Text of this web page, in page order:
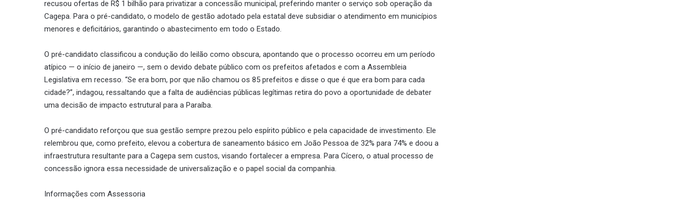
recusou ofertas de R$ 1 bilhão para privatizar a concessão municipal, preferindo manter o serviço sob operação da
Cagepa. Para o pré-candidato, o modelo de gestão adotado pela estatal deve subsidiar o atendimento em municípios
menores e deficitários, garantindo o abastecimento em todo o Estado.
O pré-candidato classificou a condução do leilão como obscura, apontando que o processo ocorreu em um período
atípico — o início de janeiro —, sem o devido debate público com os prefeitos afetados e com a Assembleia
Legislativa em recesso. “Se era bom, por que não chamou os 85 prefeitos e disse o que é que era bom para cada
cidade?”, indagou, ressaltando que a falta de audiências públicas legítimas retira do povo a oportunidade de debater
uma decisão de impacto estrutural para a Paraíba.
O pré-candidato reforçou que sua gestão sempre prezou pelo espírito público e pela capacidade de investimento. Ele
relembrou que, como prefeito, elevou a cobertura de saneamento básico em João Pessoa de 32% para 74% e doou a
infraestrutura resultante para a Cagepa sem custos, visando fortalecer a empresa. Para Cícero, o atual processo de
concessão ignora essa necessidade de universalização e o papel social da companhia.
Informações com Assessoria